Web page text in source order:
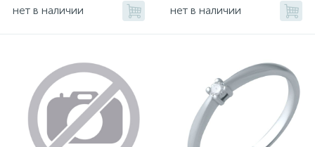
нет в наличии нет в наличии